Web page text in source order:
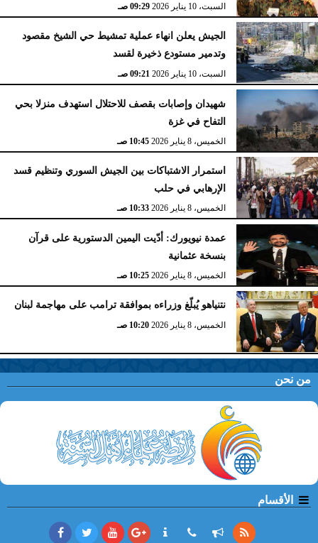
السبت، 10 يناير 2026 09:29 صـ
الجيش يعلن انهاء عملية تمشيط حي الشيخ مقصود
وتدمير مستودع ذخيرة لقسد
السبت، 10 يناير 2026 09:21 صـ
شهيدان وإصابات بقصف للاحتلال استهدف منزلا بحي
التفاح في غزة
الخميس، 8 يناير 2026 10:45 صـ
استمرار الاشتباكات بين الجيش السوري وتنظيم قسد
الإرهابي في حلب
الخميس، 8 يناير 2026 10:33 صـ
عمدة نيويورك: أدّيت اليمين الدستورية على قرآن
بنسخة عثمانية
الخميس، 8 يناير 2026 10:25 صـ
نتنياهو يُبلّغ وزراءه بموافقة ترامب على مهاجمة لبنان
الخميس، 8 يناير 2026 10:20 صـ
من نحن
الأقسام